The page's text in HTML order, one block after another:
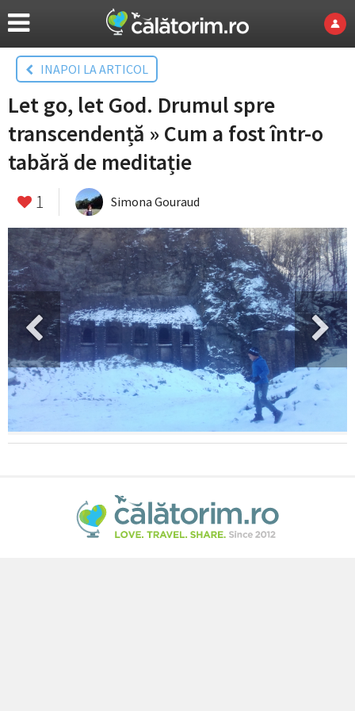
INAPOI LA ARTICOL
Let go, let God. Drumul spre
transcendență » Cum a fost într-o
tabără de meditație
1 Simona Gouraud